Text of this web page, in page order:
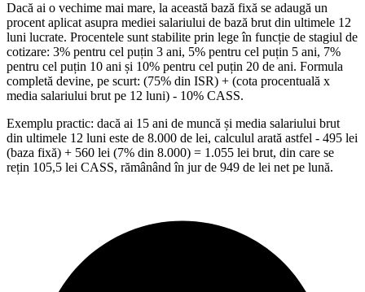
Dacă ai o vechime mai mare, la această bază fixă se adaugă un
procent aplicat asupra mediei salariului de bază brut din ultimele 12
luni lucrate. Procentele sunt stabilite prin lege în funcție de stagiul de
cotizare: 3% pentru cel puțin 3 ani, 5% pentru cel puțin 5 ani, 7%
pentru cel puțin 10 ani și 10% pentru cel puțin 20 de ani. Formula
completă devine, pe scurt: (75% din ISR) + (cota procentuală x
media salariului brut pe 12 luni) - 10% CASS.
Exemplu practic: dacă ai 15 ani de muncă și media salariului brut
din ultimele 12 luni este de 8.000 de lei, calculul arată astfel - 495 lei
(baza fixă) + 560 lei (7% din 8.000) = 1.055 lei brut, din care se
rețin 105,5 lei CASS, rămânând în jur de 949 de lei net pe lună.